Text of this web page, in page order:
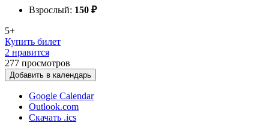
Взрослый: 150 ₽
5+
Купить билет
2 нравится
277 просмотров
Добавить в календарь
Google Calendar
Outlook.com
Скачать .ics